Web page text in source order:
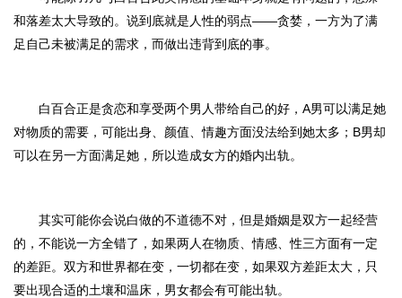
和落差太大导致的。说到底就是人性的弱点——贪婪，一方为了满
足自己未被满足的需求，而做出违背到底的事。
白百合正是贪恋和享受两个男人带给自己的好， A男可以满足她
对物质的需要，可能出身、颜值、情趣方面没法给到她太多；B男却
可以在另一方面满足她，所以造成女方的婚内出轨。
其实可能你会说白做的不道德不对， 但是婚姻是双方一起经营
的，不能说一方全错了，如果两人在物质、情感、性三方面有一定
的差距。双方和世界都在变，一切都在变，如果双方差距太大，只
要出现合适的土壤和温床，男女都会有可能出轨 。